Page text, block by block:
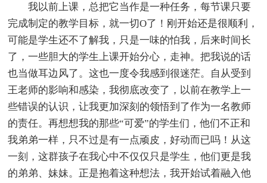
我以前上课，总把它当作是一种任务，每节课只要
完成制定的教学目标，就一切O了！刚开始还是很顺利，
可能是学生还不了解我，只是一味的怕我，后来时间长
了，一些胆大的学生上课开始分心，走神。把我说的话
也当做耳边风了。这也一度令我感到很迷茫。自从受到
王老师的影响和感染，我彻底改变了，以前在教学上一
些错误的认识，让我更加深刻的领悟到了作为一名教师
的责任。再想想我的那些“可爱”的学生们，他们不正和
我弟弟一样，只不过是有一点顽皮，好动而已吗！从这
一刻，这群孩子在我心中不仅仅只是学生，他们更是我
的弟弟、妹妹。正是抱着这种想法，我开始试着融入他